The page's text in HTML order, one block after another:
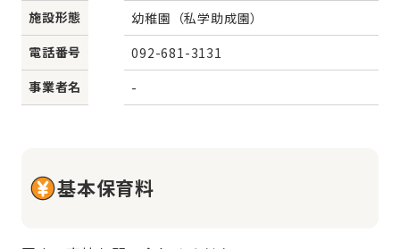
施設形態
幼稚園（私学助成園）
電話番号
092-681-3131
事業者名
-
基本保育料